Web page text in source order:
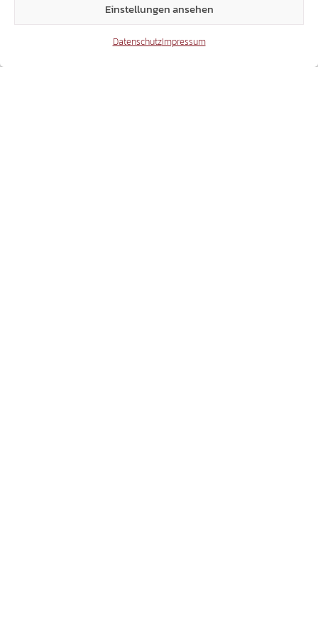
Einstellungen ansehen
DatenschutzImpressum
1 2 3 4